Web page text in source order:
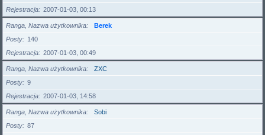
Rejestracja
2007-01-03, 00:13
Ranga, Nazwa użytkownika
Berek
Posty
140
Rejestracja
2007-01-03, 00:49
Ranga, Nazwa użytkownika
ZXC
Posty
9
Rejestracja
2007-01-03, 14:58
Ranga, Nazwa użytkownika
Sobi
Posty
87